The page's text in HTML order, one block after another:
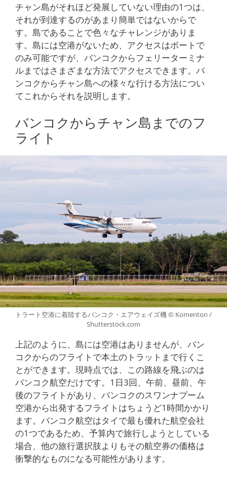
チャン島がそれほど発展していない理由の1つは、
それが到達するのがあまり簡単ではないからで
す。島であることで色々なチャレンジがありま
す。島には空港がないため、アクセスはボートで
のみ可能ですが、バンコクからフェリーターミナ
ルまではさまざまな方法でアクセスできます。バ
ンコクからチャン島への様々な行ける方法につい
てこれからそれを説明します。
バンコクからチャン島までのフ
ライト
トラート空港に着陸するバンコク・エアウェイズ機 © Komenton /
Shutterstock.com
上記のように、島には空港はありませんが、バン
コクからのフライトで本土のトラットまで行くこ
とができます。現時点では、この路線を飛ぶのは
バンコク航空だけです。1日3回、午前、昼前、午
後のフライトがあり、バンコクのスワンナプーム
空港から出発するフライトはちょうど1時間かかり
ます。バンコク航空はタイで最も優れた航空会社
の1つであるため、予算内で旅行しようとしている
場合、他の旅行選択肢よりもその航空券の価格は
衝撃的なものになる可能性があります。